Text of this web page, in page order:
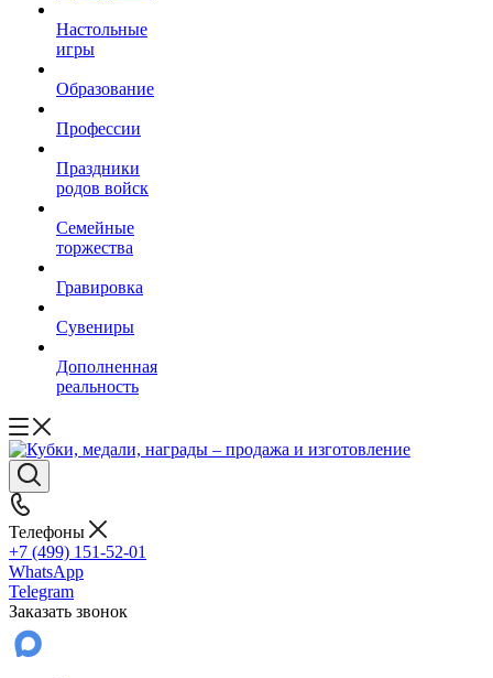
Настольные
игры
Образование
Профессии
Праздники
родов войск
Семейные
торжества
Гравировка
Сувениры
Дополненная
реальность
Телефоны
+7 (499) 151-52-01
WhatsApp
Telegram
Заказать звонок